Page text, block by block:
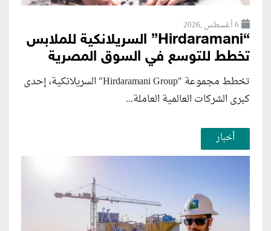
6 أغسطس ,2026
“Hirdaramani” السريلانكية للملابس
تخطط للتوسع في السوق المصرية
تخطط مجموعة "Hirdaramani Group" السريلانكية، إحدى
كبرى الشركات العالمية العاملة...
أخبار